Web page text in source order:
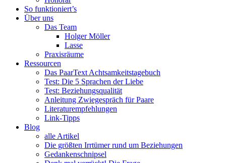
So funktioniert’s
Über uns
Das Team
Holger Möller
Lasse
Praxisräume
Ressourcen
Das PaarText Achtsamkeitstagebuch
Test: Die 5 Sprachen der Liebe
Test: Beziehungsqualität
Anleitung Zwiegespräch für Paare
Literaturempfehlungen
Link-Tipps
Blog
alle Artikel
Die größten Irrtümer rund um Beziehungen
Gedankenschnipsel